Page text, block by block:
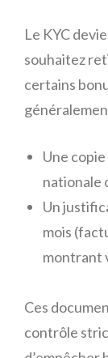
Le KYC
souhaitez
certains
Une
nationale
Un
mois
montrant
Ces
contrôle